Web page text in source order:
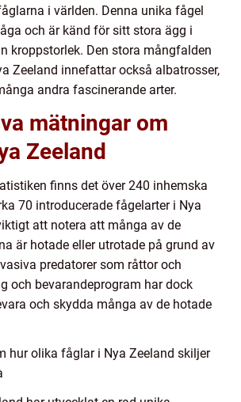
i världen. Denna unika fågel
och är känd för sitt stora ägg i
kroppstorlek. Den stora mångfalden
Zeeland innefattar också albatrosser,
andra fascinerande arter.
mätningar om
Zeeland
finns det över 240 inhemska
70 introducerade fågelarter i Nya
att notera att många av de
är hotade eller utrotade på grund av
predatorer som råttor och
och bevarandeprogram har dock
och skydda många av de hotade
hur olika fåglar i Nya Zeeland skiljer